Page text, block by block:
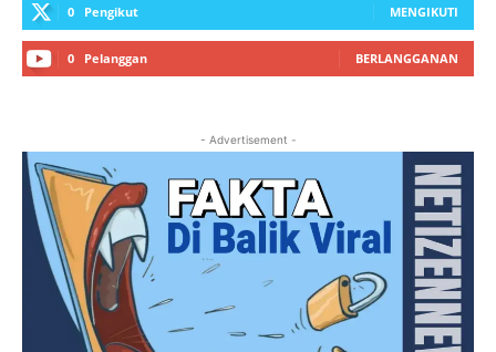
0 Pengikut MENGIKUTI
0 Pelanggan BERLANGGANAN
- Advertisement -